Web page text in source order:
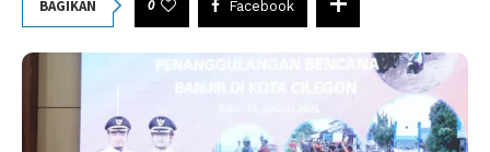
BAGIKAN 0 Facebook